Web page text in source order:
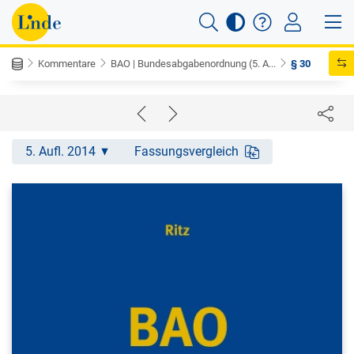
Kommentare BAO | Bundesabgabenordnung (5. A... § 30
5. Aufl. 2014 Fassungsvergleich